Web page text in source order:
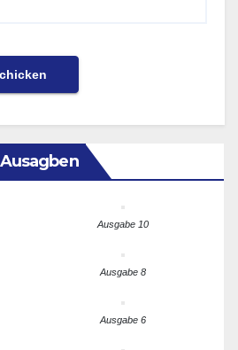
Ausgabe 10
Ausgabe 8
Ausgabe 6